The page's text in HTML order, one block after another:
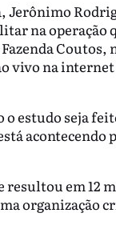
Jerônimo
na operação
Coutos,
vivo na
o estudo seja
acontecendo
resultou em 12
organização